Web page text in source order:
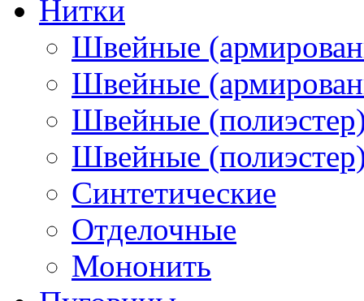
Нитки
Швейные
Швейные
Швейные
Швейные
Синтетические
Отделочные
Мононить